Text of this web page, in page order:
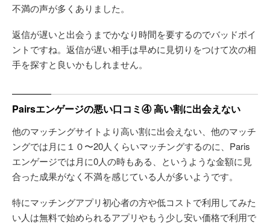
不満の声が多くありました。
返信が遅いと出会うまでかなり時間を要するのでバッドポイ
ントですね。返信が遅い相手は早めに見切りをつけて次の相
手を探すと良いかもしれません。
Pairsエンゲージの悪い口コミ④ 高い割に出会えない
他のマッチングサイトより高い割に出会えない、他のマッチ
ングでは月に１０〜20人くらいマッチングするのに、Paris
エンゲージでは月に0人の時もある、というような金額に見
合った成果がなく不満を感じている人が多いようです。
特にマッチングアプリ初心者の方や低コストで利用してみた
い人は無料で始められるアプリやもう少し安い価格で利用で